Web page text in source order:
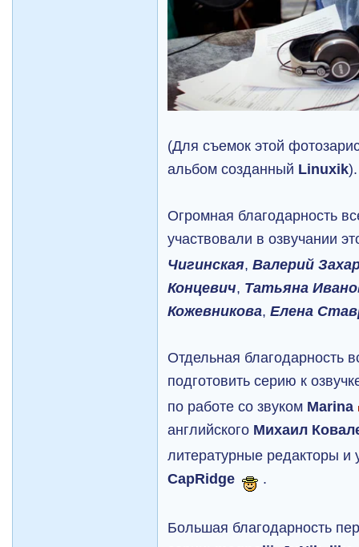
(Для съемок этой
альбом созданный Linuxik).
Огромная благодарность
участвовали в озвучании
Чигинская,Валерий
Концевич, Татьяна
Кожевникова,Елена
Отдельная благодарность
подготовить серию к
по работе со звуком Marina
английского Михаил
литературные редакторы и
CapRidge
.
Большая благодарность